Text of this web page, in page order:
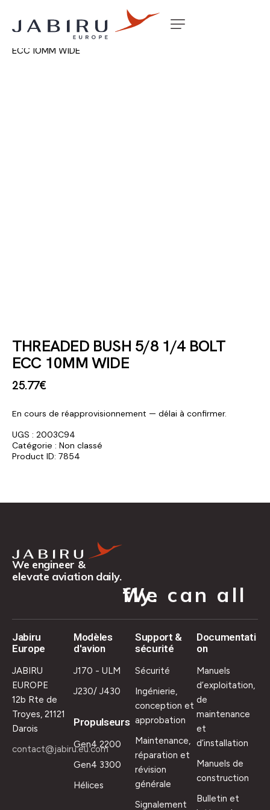
Accueil Non classé
ECC 10MM WIDE
THREADED BUSH 5/8 1/4 BOLT
ECC 10MM WIDE
25.77€
En cours de réapprovisionnement — délai à confirmer.
UGS : 2003C94
Catégorie : Non classé
Product ID: 7854
We engineer &
elevate aviation daily.
We can all fly.
Jabiru
Europe
JABIRU
EUROPE
12b Rte de
Troyes, 21121
Darois
contact@jabiru.eu.com
Modèles
d'avion
J170 - ULM
J230/ J430
Propulseurs
Gen4 2200
Gen4 3300
Hélices
Support &
sécurité
Sécurité
Ingénierie,
conception et
approbation
Maintenance,
réparation et
révision
générale
Signalement
Documentati
on
Manuels
d’exploitation,
de
maintenance
et
d’installation
Manuels de
construction
Bulletin et